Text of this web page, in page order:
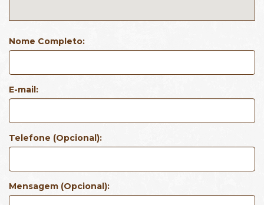
Nome Completo:
E-mail:
Telefone (Opcional):
Mensagem (Opcional):